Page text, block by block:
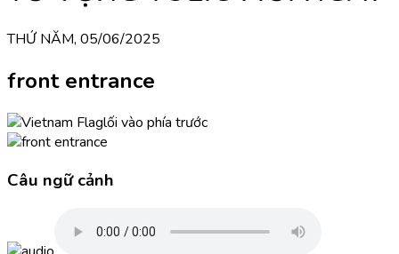
THỨ NĂM, 05/06/2025
front entrance
lối vào phía trước
Câu ngữ cảnh